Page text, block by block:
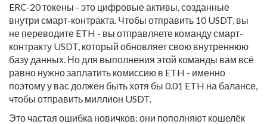
ERC-20 токены - это цифровые активы, созданные
внутри смарт-контракта. Чтобы отправить 10 USDT, вы
не переводите ETH - вы отправляете команду смарт-
контракту USDT, который обновляет свою внутреннюю
базу данных. Но для выполнения этой команды вам всё
равно нужно заплатить комиссию в ETH - именно
поэтому у вас должен быть хотя бы 0.01 ETH на балансе,
чтобы отправить миллион USDT.
Это частая ошибка новичков: они пополняют кошелёк